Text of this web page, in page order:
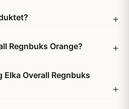
Regnbuks Orange?
Overall Regnbuks